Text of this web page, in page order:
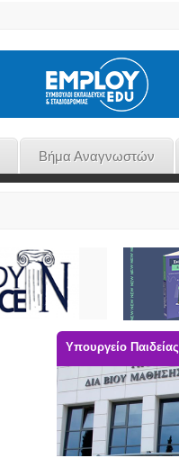
Βήμα Αναγνωστών
Υπουργείο Παιδείας